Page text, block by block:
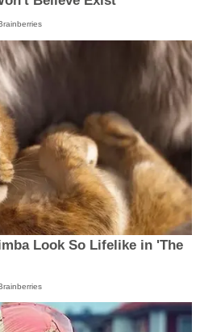
Look So Lifelike in 'The